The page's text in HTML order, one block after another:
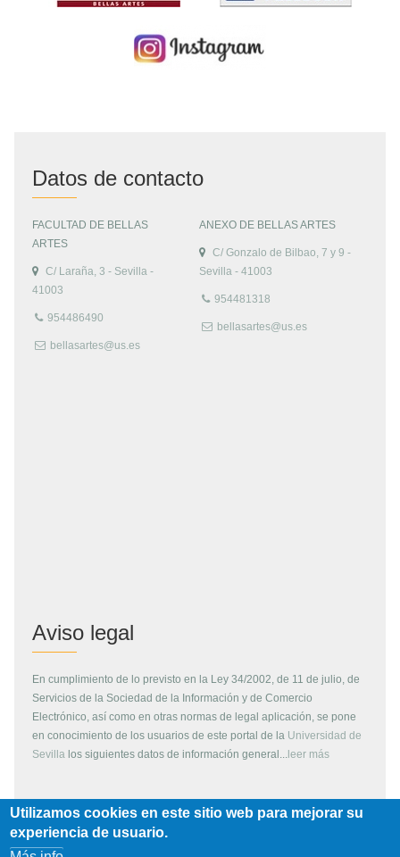
Datos de contacto
FACULTAD DE BELLAS
ARTES
C/ Laraña, 3 - Sevilla -
41003
954486490
bellasartes@us.es
ANEXO DE BELLAS ARTES
C/ Gonzalo de Bilbao, 7 y 9 -
Sevilla - 41003
954481318
bellasartes@us.es
Aviso legal
En cumplimiento de lo previsto en la Ley 34/2002, de 11 de julio, de
Servicios de la Sociedad de la Información y de Comercio
Electrónico, así como en otras normas de legal aplicación, se pone
en conocimiento de los usuarios de este portal de la Universidad de
Sevilla los siguientes datos de información general... leer más
Copyright
Utilizamos cookies en este sitio web para mejorar su
experiencia de usuario.